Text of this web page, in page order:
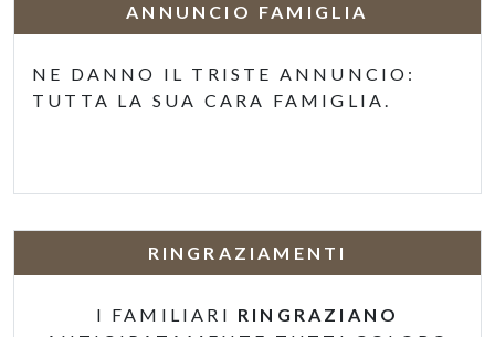
ANNUNCIO FAMIGLIA
NE DANNO IL TRISTE ANNUNCIO:
TUTTA LA SUA CARA FAMIGLIA.
RINGRAZIAMENTI
I FAMILIARI RINGRAZIANO